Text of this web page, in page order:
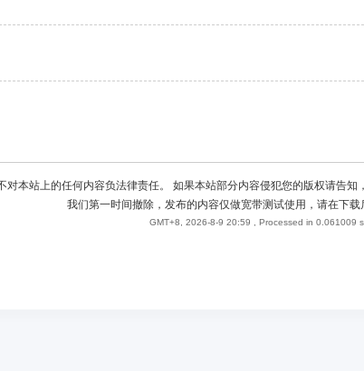
本站上的任何内容负法律责任。 如果本站部分内容侵犯您的版权请告知
我们第一时间撤除，发布的内容仅做宽带测试使用，请在下载
GMT+8, 2026-8-9 20:59 , Processed in 0.061009